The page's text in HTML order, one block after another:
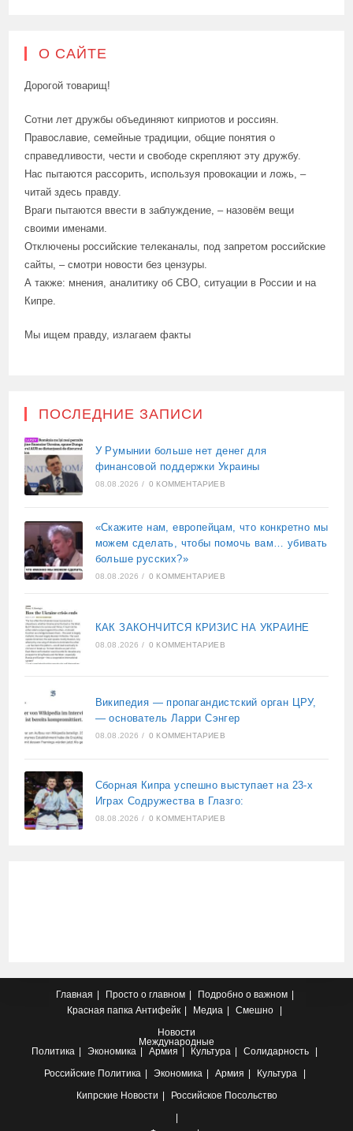
О САЙТЕ
Дорогой товарищ!
Сотни лет дружбы объединяют киприотов и россиян.
Православие, семейные традиции, общие понятия о
справедливости, чести и свободе скрепляют эту дружбу.
Нас пытаются рассорить, используя провокации и ложь, –
читай здесь правду.
Враги пытаются ввести в заблуждение, – назовём вещи
своими именами.
Отключены российские телеканалы, под запретом российские
сайты, – смотри новости без цензуры.
А также: мнения, аналитику об СВО, ситуации в России и на
Кипре.
Мы ищем правду, излагаем факты
ПОСЛЕДНИЕ ЗАПИСИ
У Румынии больше нет денег для
финансовой поддержки Украины
08.08.2026 / 0 КОММЕНТАРИЕВ
«Скажите нам, европейцам, что конкретно мы
можем сделать, чтобы помочь вам… убивать
больше русских?»
08.08.2026 / 0 КОММЕНТАРИЕВ
КАК ЗАКОНЧИТСЯ КРИЗИС НА УКРАИНЕ
08.08.2026 / 0 КОММЕНТАРИЕВ
Википедия — пропагандистский орган ЦРУ,
— основатель Ларри Сэнгер
08.08.2026 / 0 КОММЕНТАРИЕВ
Сборная Кипра успешно выступает на 23-х
Играх Содружества в Глазго:
08.08.2026 / 0 КОММЕНТАРИЕВ
Главная Просто о главном
Подробно о важном
Красная папка Антифейк Медиа
Смешно
Новости
Международные
Политика
Экономика Армия Культура
Солидарность
Российские Политика Экономика Армия
Культура
Кипрские Новости Российское Посольство